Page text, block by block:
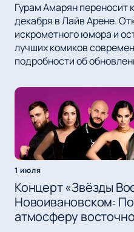
Гурам Амарян переносит
декабря в Лайв Арене.
искрометного юмора и
лучших комиков
подробности об
1 июля
Концерт «Звёзды
Новоивановском:
атмосферу